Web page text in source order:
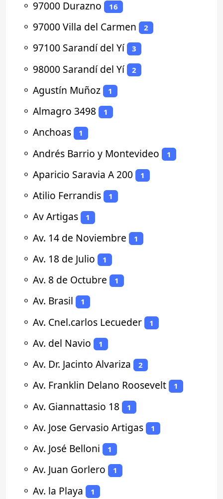
⚬ 97000 Durazno 16
⚬ 97000 Villa del Carmen 2
⚬ 97100 Sarandí del Yí 3
⚬ 98000 Sarandí del Yí 2
⚬ Agustín Muñoz 1
⚬ Almagro 3498 1
⚬ Anchoas 1
⚬ Andrés Barrio y Montevideo 1
⚬ Aparicio Saravia A 200 1
⚬ Atilio Ferrandis 1
⚬ Av Artigas 1
⚬ Av. 14 de Noviembre 1
⚬ Av. 18 de Julio 1
⚬ Av. 8 de Octubre 1
⚬ Av. Brasil 1
⚬ Av. Cnel.carlos Lecueder 1
⚬ Av. del Navio 1
⚬ Av. Dr. Jacinto Alvariza 2
⚬ Av. Franklin Delano Roosevelt 1
⚬ Av. Giannattasio 18 1
⚬ Av. Jose Gervasio Artigas 1
⚬ Av. José Belloni 1
⚬ Av. Juan Gorlero 1
⚬ Av. la Playa 1